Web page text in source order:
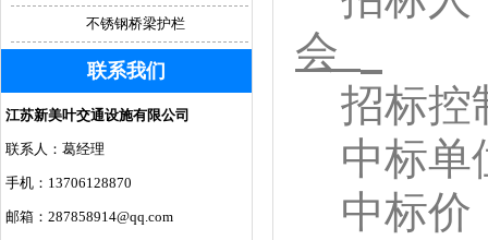
会
招标控
中标单
中标价
不锈钢桥梁护栏
联系我们
江苏新美叶交通设施有限公司
联系人：葛经理
手机：13706128870
邮箱：287858914@qq.com